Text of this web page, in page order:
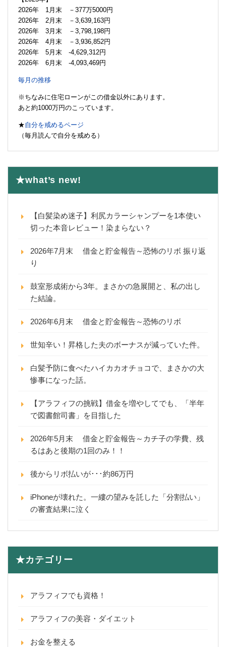
2026年 1月末 －377万5000円
2026年 2月末 －3,639,163円
2026年 3月末 －3,798,198円
2026年 4月末 －3,936,852円
2026年 5月末 -4,629,312円
2026年 6月末 -4,093,469円
毎月の推移
※ちなみに住宅ローンがこの借金以外にあります。
あと約1000万円のこっています。
★自分を戒めるページ
（毎月読んで自分を戒める）
★what’s new!
【白髪染め迷子】利尻カラーシャンプーを1本使い
切った本音レビュー！染まらない？
2026年7月末 借金と貯金報告～恐怖のリボ 振り返
り
鼓室形成術から3年。まさかの急展開と、私の出し
た結論。
2026年6月末 借金と貯金報告～恐怖のリボ
世知辛い！昇格した夫のボーナスが減っていた件。
白髪予防に食べたハイカカオチョコで、まさかの大
惨事になった話。
【アラフィフの挑戦】借金を増やしてでも、「半年
で図書館司書」を目指した
2026年5月末 借金と貯金報告～カチ子の学費、残
るはあと後期の1回のみ！！
後からリボ払いが･･･約86万円
iPhoneが壊れた。一縷の望みを託した「分割払い」
の審査結果に泣く
★カテゴリー
アラフィフでも資格！
アラフィフの美容・ダイエット
お金を整える